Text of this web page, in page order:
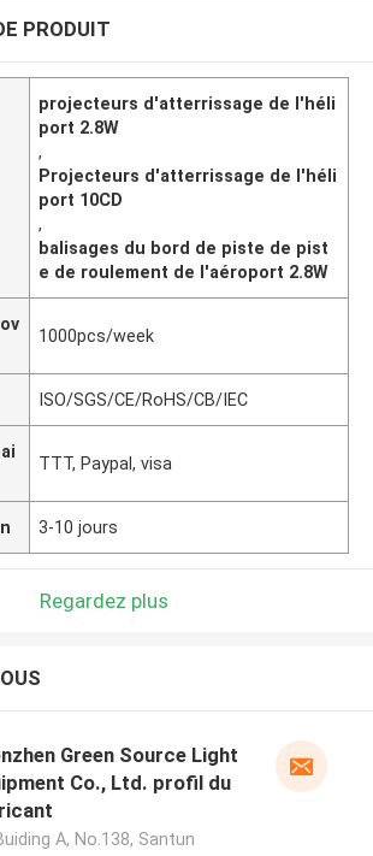
PRODUIT
projecteurs d'atterrissage de l'héli
port 2.8W
,
Projecteurs d'atterrissage de l'héli
port 10CD
,
balisages du bord de piste de pist
e de roulement de l'aéroport 2.8W
1000pcs/week
ISO/SGS/CE/RoHS/CB/IEC
TTT, Paypal, visa
3-10 jours
Regardez plus
Green Source Light
Co., Ltd. profil du
A, No.138, Santun